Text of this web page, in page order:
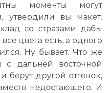
моменты могут
утвердили вы макет.
со стразами дабы
цвета есть, а одного
Ну бывает. Что же
дальней восточной
берут другой оттенок,
недостающего. И